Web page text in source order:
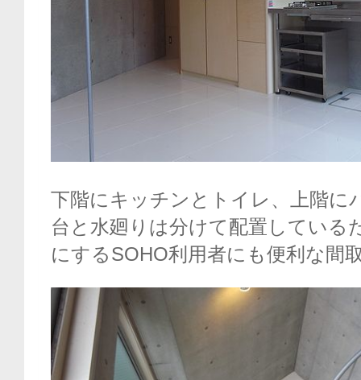
下階にキッチンとトイレ、上階に
台と水廻りは分けて配置している
にするSOHO利用者にも便利な間